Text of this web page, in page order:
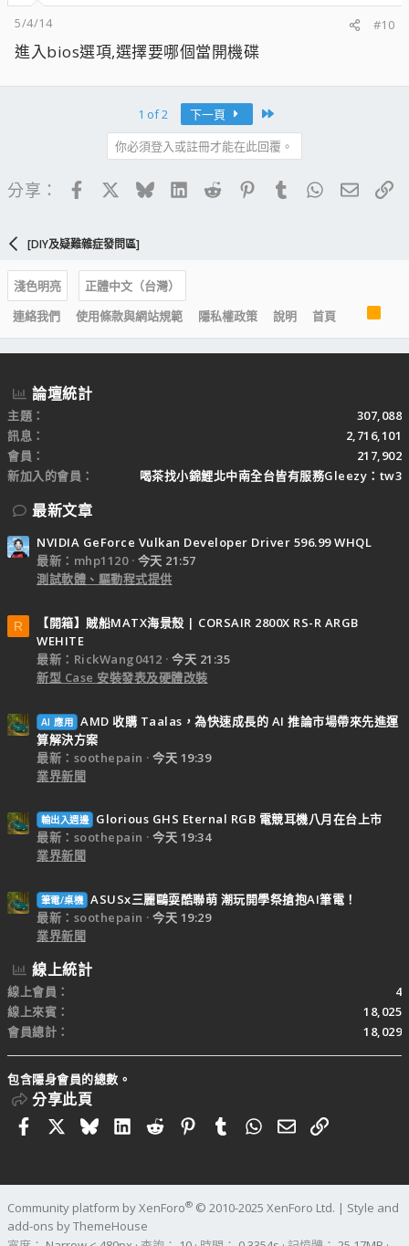
5/4/14
#10
進入bios選項,選擇要哪個當開機碟
1 of 2 下一頁
你必須登入或註冊才能在此回覆。
分享： FacebookBlueskyLinkedIn
Reddit PinterestTumblrWhatsApp
電子
[DIY及疑難雜症發問區]
淺色明亮
正體中文（台灣）
連絡我們
使用條款與網站規範 隱私權政策 說明 首頁
R
S
S
論壇統計
主題
307,088
訊息
2,716,101
會員
217,902
新加入的會員
喝茶找小錦鯉北中南全台皆有服務Gleezy：tw3
最新文章
NVIDIA GeForce Vulkan Developer Driver 596.99 WHQL
最新：mhp1120
今天 21:57
測試軟體、驅動程式提供
R
【開箱】賊船MATX海景殼 | CORSAIR 2800X RS-R ARGB
WEHITE
最新：RickWang0412
今天 21:35
新型 Case 安裝發表及硬體改裝
AI 應用 AMD 收購 Taalas，為快速成長的 AI 推論市場帶來先進運
算解決方案
最新：soothepain
今天 19:39
業界新聞
輸出入週邊
Glorious GHS Eternal RGB 電競耳機八月在台上市
最新：soothepain
今天 19:34
業界新聞
筆電/桌機 ASUSx三麗鷗耍酷聯萌 潮玩開學祭搶抱AI筆電！
最新：soothepain
今天 19:29
業界新聞
線上統計
線上會員
4
線上來賓
18,025
會員總計
18,029
包含隱身會員的總數。
分享此頁
FacebookBlueskyLinkedIn
RedditPinterestTumblrWhatsApp
電子郵件
連結
Community platform by XenForo® © 2010-2025 XenForo Ltd. | Style and
add-ons by ThemeHouse